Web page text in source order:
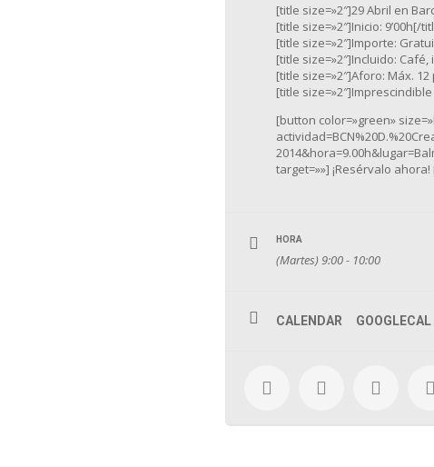
[title size=»2″]29 Abril en
[title size=»2″]Inicio: 9’00h[/
[title size=»2″]Importe:
[title size=»2″]Incluido:
[title size=»2″]Aforo: Máx.
[title
[button color=»green»
target=»»] ¡Resérvalo
HORA
(Martes) 9:00 - 10:00
CALENDAR GOOGLECAL